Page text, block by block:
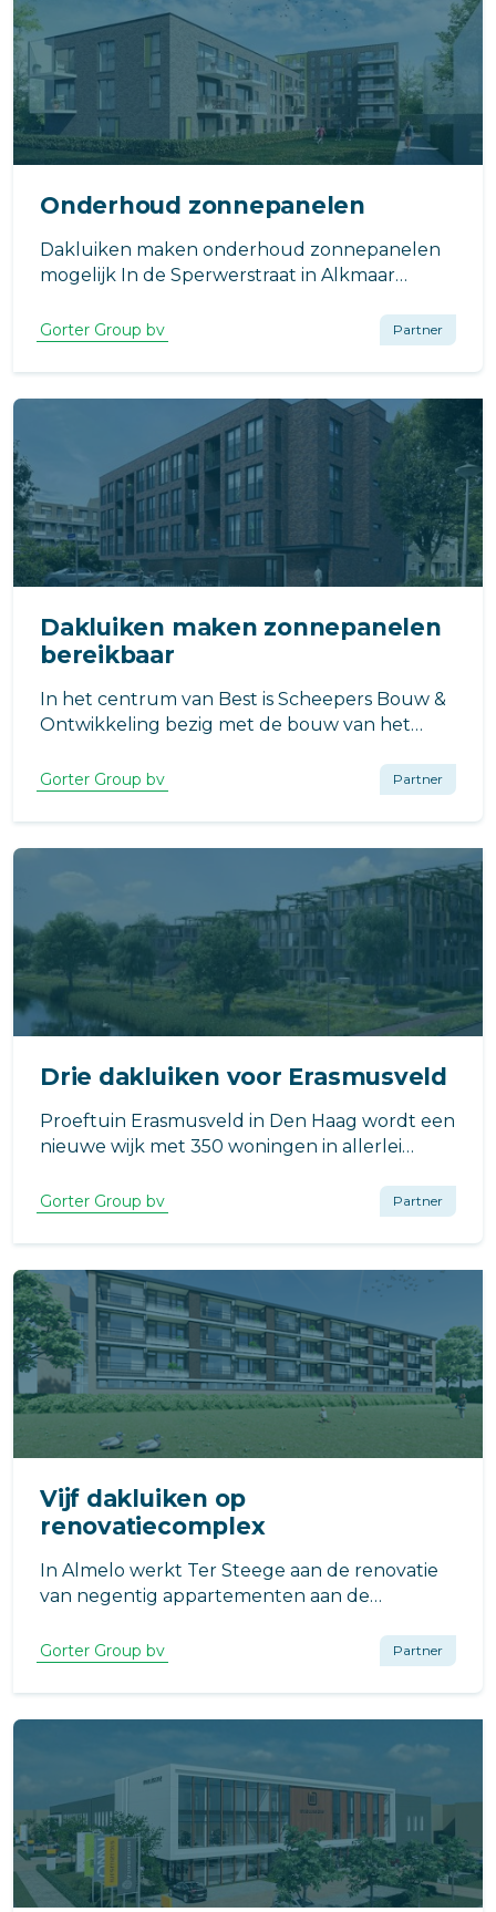
Onderhoud zonnepanelen
Dakluiken maken onderhoud zonnepanelen
mogelijk In de Sperwerstraat in Alkmaar
Architecten ontworpen
appartementencomplex waar duurzaamheid
een leidende factor is.
Gorter Group bv Partner
Dakluiken maken zonnepanelen
bereikbaar
In het centrum van Best is Scheepers Bouw &
Ontwikkeling bezig met de bouw van het
identieke appartementen, naar ontwerp van
Gorter Group bv Partner
Drie dakluiken voor Erasmusveld
Proeftuin Erasmusveld in Den Haag wordt een
nieuwe wijk met 350 woningen in allerlei
forma kunnen samenleven.
Gorter Group bv Partner
Vijf dakluiken op
renovatiecomplex
In Almelo werkt Ter Steege aan de renovatie
van negentig appartementen aan de
en toiletten stond in het MJOP en was
aanleiding om ook een verduurzamingsslag
toe te passen.
Gorter Group bv Partner